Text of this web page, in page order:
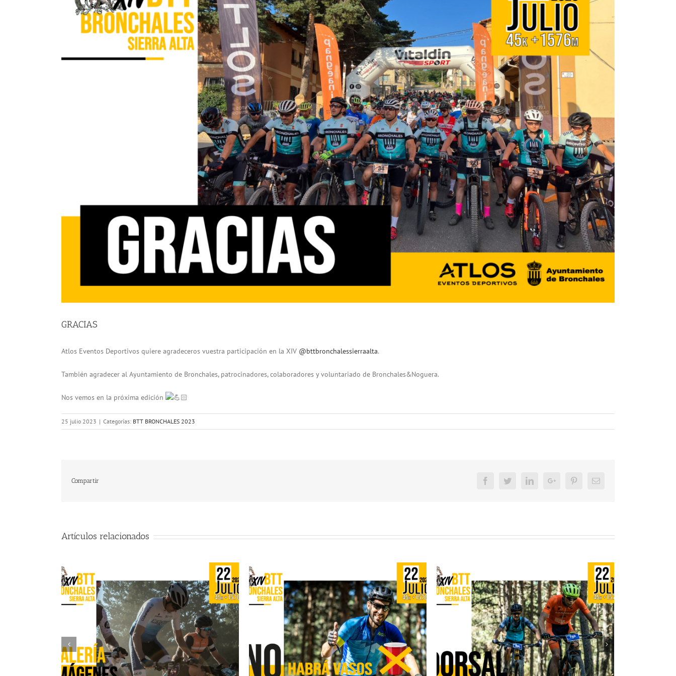
GRACIAS
Atlos Eventos Deportivos quiere agradeceros vuestra participación en la XIV @bttbronchalessierraalta.
También agradecer al Ayuntamiento de Bronchales, patrocinadores, colaboradores y voluntariado de Bronchales&Noguera.
Nos vemos en la próxima edición
25 julio 2023 | Categorías: BTT BRONCHALES 2023
Compartir FacebookTwitterLinkedInGoogle+ PinterestEmail
Artículos relacionados